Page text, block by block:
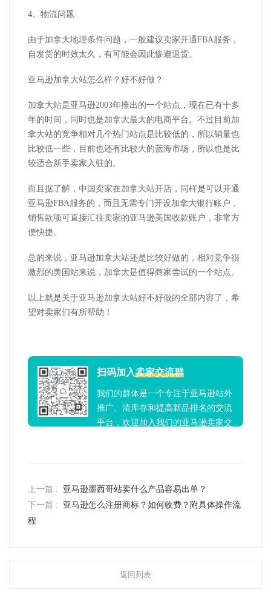
4、物流问题
由于加拿大地理条件问题，一般建议卖家开通FBA服务，
自发货的时效太久，有可能会因此惨遭退货。
亚马逊加拿大站怎么样？ 好不好做？
加拿大站是亚马逊2003年推出的一个站点，现在已有十多
年的时间，同时也是加拿大最大的电商平台。不过目前加
拿大站的竞争相对几个热门站点是比较低的，所以销量也
比较低一些，目前也还有比较大的蓝海市场，所以也是比
较适合新手卖家入驻的。
而且据了解，中国卖家在加拿大站开店，同样是可以开通
亚马逊FBA服务的，而且无需专门开设加拿大银行账户，
销售款项可直接汇往卖家的亚马逊美国收款账户，非常方
便快捷。
总的来说，亚马逊加拿大站还是比较好做的，相对竞争很
激烈的美国站来说，加拿大是值得商家尝试的一个站点。
以上就是关于亚马逊加拿大站好不好做的全部内容了，希
望对卖家们有所帮助！
扫码加入卖家交流群
我们的群体是一个专注于亚马逊站外
推广、清库存和提高新品排名的交流
平台，欢迎加入我们的亚马逊卖家交
上一篇 :
亚马逊墨西哥站卖什么产品容易出单？
下一篇 :
亚马逊怎么注册商标？如何收费？附具体操作流
程
返回列表